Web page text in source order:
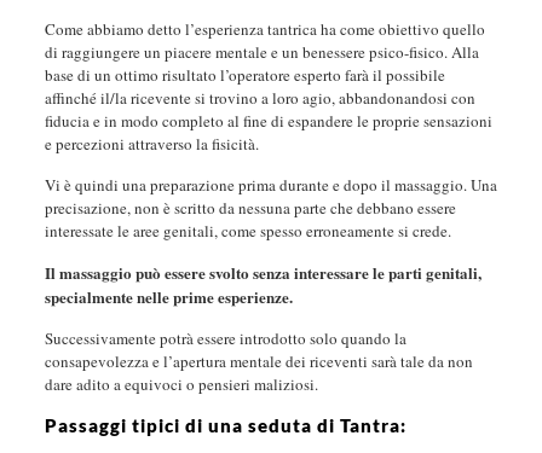
Come abbiamo detto l’esperienza tantrica ha come obiettivo quello
di raggiungere un piacere mentale e un benessere psico-fisico. Alla
base di un ottimo risultato l’operatore esperto farà il possibile
affinché il/la ricevente si trovino a loro agio, abbandonandosi con
fiducia e in modo completo al fine di espandere le proprie sensazioni
e percezioni attraverso la fisicità.
Vi è quindi una preparazione prima durante e dopo il massaggio. Una
precisazione, non è scritto da nessuna parte che debbano essere
interessate le aree genitali, come spesso erroneamente si crede.
Il massaggio può essere svolto senza interessare le parti genitali,
specialmente nelle prime esperienze.
Successivamente potrà essere introdotto solo quando la
consapevolezza e l’apertura mentale dei riceventi sarà tale da non
dare adito a equivoci o pensieri maliziosi.
Passaggi tipici di una seduta di Tantra: